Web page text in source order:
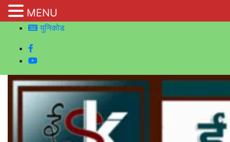
युनिकोड
MENU